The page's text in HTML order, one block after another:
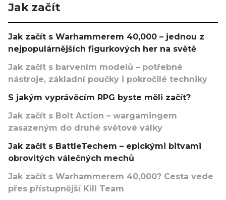
Jak začít
Jak začít s Warhammerem 40,000 – jednou z
nejpopulárnějších figurkových her na světě
Jak začít s barvením modelů – potřebné
nástroje, základní poučky i pokročilé techniky
S jakým vyprávěcím RPG byste měli začít?
Jak začít s Bolt Action – wargamingem
zasazeným do druhé světové války
Jak začít s BattleTechem – epickými bitvami
obrovitých válečných mechů
Jak začít s Warhammerem 40,000? Cesta vede
přes přístupnější Kill Team